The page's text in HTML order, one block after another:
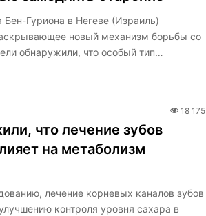
Бен-Гуриона в Негеве (Израиль)
новый механизм борьбы со
обнаружили, что особый тип…
18 175
что лечение зубов
на метаболизм
лечение корневых каналов зубов
контроля уровня сахара в